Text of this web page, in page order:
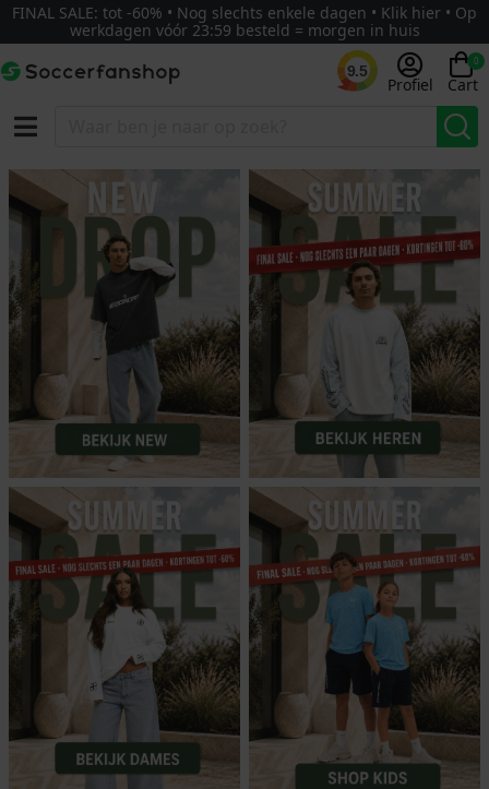
FINAL SALE: tot -60% • Nog slechts enkele dagen • Klik hier • Op
werkdagen vóór 23:59 besteld = morgen in huis
9.5
Profiel
0
Cart